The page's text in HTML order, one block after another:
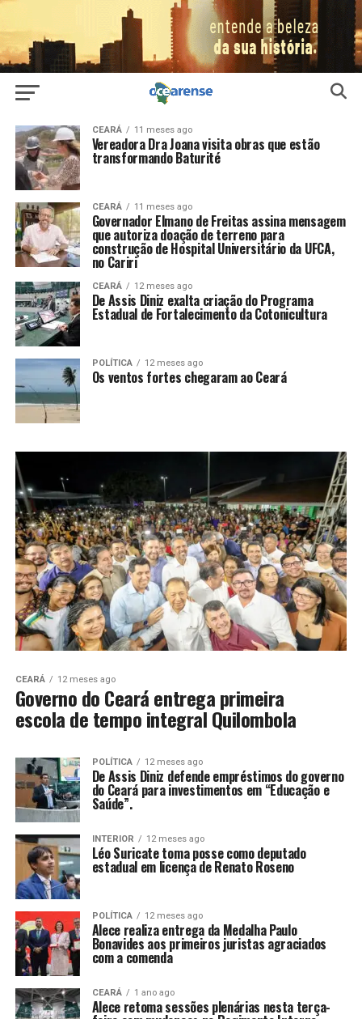
CEARÁ 11 meses ago
Vereadora Dra Joana visita obras que estão
transformando Baturité
CEARÁ 11 meses ago
Governador Elmano de Freitas assina mensagem
que autoriza doação de terreno para
construção de Hospital Universitário da UFCA,
no Cariri
CEARÁ 12 meses ago
De Assis Diniz exalta criação do Programa
Estadual de Fortalecimento da Cotonicultura
POLÍTICA 12 meses ago
Os ventos fortes chegaram ao Ceará
CEARÁ 12 meses ago
Governo do Ceará entrega primeira
escola de tempo integral Quilombola
POLÍTICA 12 meses ago
De Assis Diniz defende empréstimos do governo
do Ceará para investimentos em “Educação e
Saúde”.
INTERIOR 12 meses ago
Léo Suricate toma posse como deputado
estadual em licença de Renato Roseno
POLÍTICA 12 meses ago
Alece realiza entrega da Medalha Paulo
Bonavides aos primeiros juristas agraciados
com a comenda
CEARÁ 1 ano ago
Alece retoma sessões plenárias nesta terça-